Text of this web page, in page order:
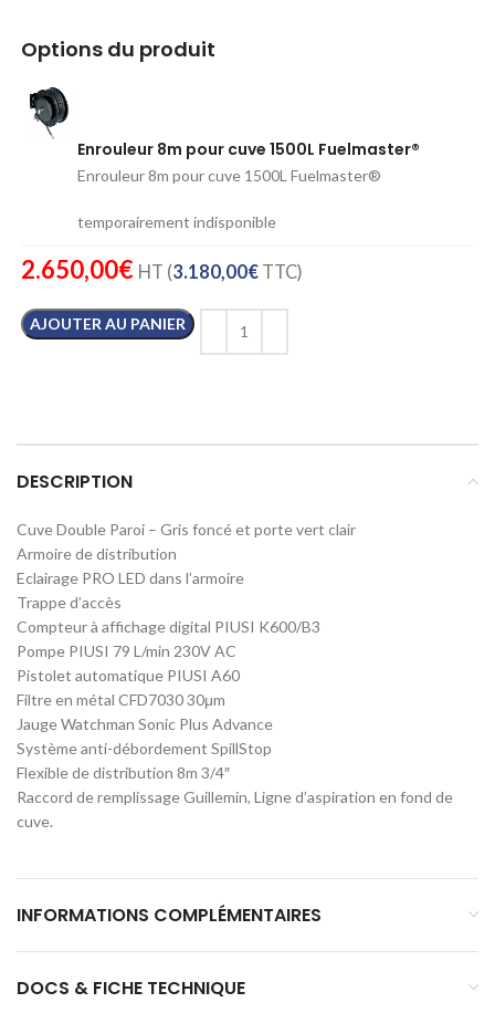
Options du produit
Enrouleur 8m pour cuve 1500L Fuelmaster®
Enrouleur 8m pour cuve 1500L Fuelmaster®
temporairement indisponible
2.650,00€ HT (3.180,00€ TTC)
AJOUTER AU PANIER
DESCRIPTION
Cuve Double Paroi – Gris foncé et porte vert clair
Armoire de distribution
Eclairage PRO LED dans l’armoire
Trappe d’accès
Compteur à affichage digital PIUSI K600/B3
Pompe PIUSI 79 L/min 230V AC
Pistolet automatique PIUSI A60
Filtre en métal CFD7030 30μm
Jauge Watchman Sonic Plus Advance
Système anti-débordement SpillStop
Flexible de distribution 8m 3/4″
Raccord de remplissage Guillemin, Ligne d’aspiration en fond de
cuve.
INFORMATIONS COMPLÉMENTAIRES
DOCS & FICHE TECHNIQUE